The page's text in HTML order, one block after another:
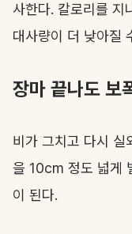
사한다. 칼로리를 지
대사량이 더 낮아질
장마 끝나도 보
비가 그치고 다시 실
을 10cm 정도 넓게
이 된다.